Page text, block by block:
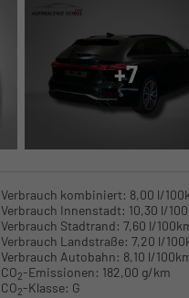
+7
Verbrauch kombiniert: 8,00 l/
Verbrauch Innenstadt: 10,30 l/
Verbrauch Stadtrand: 7,60 l/
Verbrauch Landstraße: 7,20 l/
Verbrauch Autobahn: 8,10 l/
CO2-Emissionen: 182,00 g/km
CO2-Klasse: G